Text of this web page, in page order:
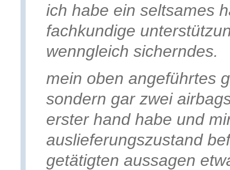
ich habe ein seltsames
fachkundige
wenngleich sicherndes.
mein oben angeführtes
sondern gar zwei
erster hand habe und
auslieferungszustand
getätigten aussagen